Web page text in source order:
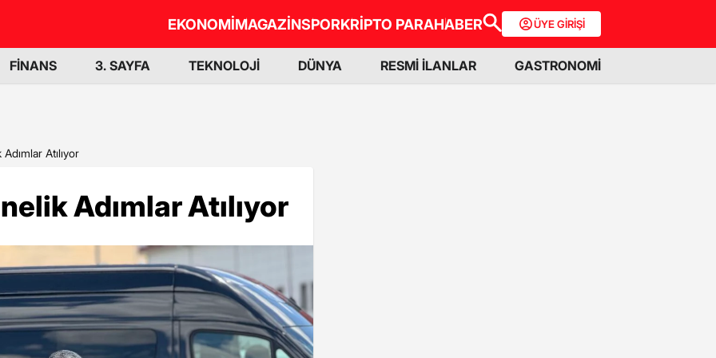
EKONOMİMAGAZİNSPORKRİPTO PARAHABER ÜYE GİRİŞİ
FİNANS 3. SAYFA TEKNOLOJİ DÜNYA RESMİ İLANLAR GASTRONOMİ
Atılıyor
Adımlar Atılıyor